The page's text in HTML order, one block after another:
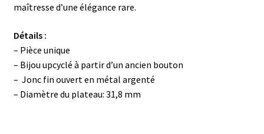
maîtresse d’une élégance rare.
Détails :
– Pièce unique
– Bijou upcyclé à partir d’un ancien bouton
– Jonc fin ouvert en métal argenté
– Diamètre du plateau: 31,8 mm